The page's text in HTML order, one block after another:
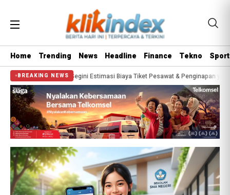
Home Trending News Headline Finance Tekno Sport
BREAKING NEWS
2026? Segini Estimasi Biaya Tiket Pesawat & Penginapan yang Wajib